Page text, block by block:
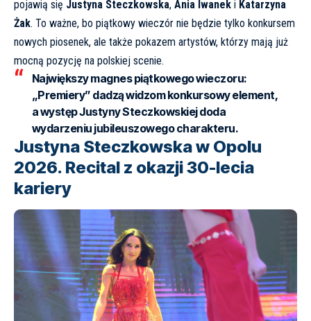
pojawią się Justyna Steczkowska, Ania Iwanek i Katarzyna
Żak. To ważne, bo piątkowy wieczór nie będzie tylko konkursem
nowych piosenek, ale także pokazem artystów, którzy mają już
mocną pozycję na polskiej scenie.
Największy magnes piątkowego wieczoru:
„Premiery” dadzą widzom konkursowy element,
a występ Justyny Steczkowskiej doda
wydarzeniu jubileuszowego charakteru.
Justyna Steczkowska w Opolu
2026. Recital z okazji 30-lecia
kariery